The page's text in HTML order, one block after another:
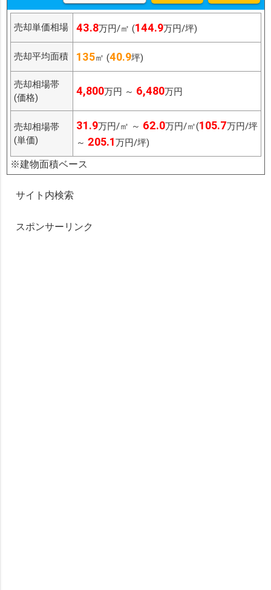
売却単価相場 43.8万円/㎡ (144.9万円/坪)
売却平均面積 135㎡ (40.9坪)
売却相場帯
(価格)
4,800万円 ～ 6,480万円
売却相場帯
(単価)
31.9万円/㎡ ～ 62.0万円/㎡(105.7万円/坪
～ 205.1万円/坪)
※建物面積ベース
サイト内検索
スポンサーリンク